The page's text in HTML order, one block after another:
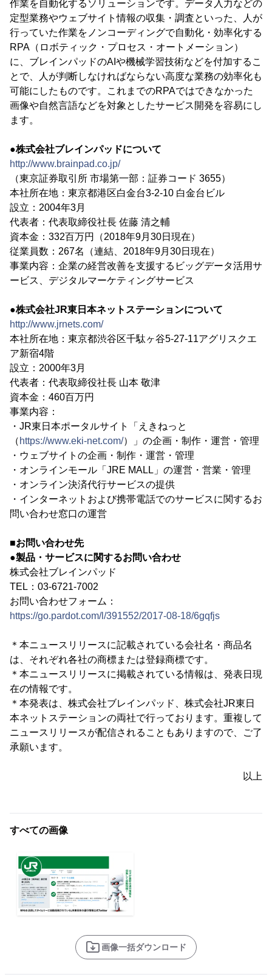
作業を自動化するソリューションです。データ入力などの
定型業務やウェブサイト情報の収集・調査といった、人が
行っていた作業をノンコーディングで自動化・効率化する
RPA（ロボティック・プロセス・オートメーション）
に、ブレインパッドのAIや機械学習技術などを付加するこ
とで、人が判断しなければならない高度な業務の効率化も
可能にしたものです。これまでのRPAではできなかった
画像や自然言語などを対象としたサービス開発を容易にし
ます。
●株式会社ブレインパッドについて
http://www.brainpad.co.jp/
（東京証券取引所 市場第一部：証券コード 3655）
本社所在地：東京都港区白金台3-2-10 白金台ビル
設立：2004年3月
代表者：代表取締役社長 佐藤 清之輔
資本金：332百万円（2018年9月30日現在）
従業員数：267名（連結、2018年9月30日現在）
事業内容：企業の経営改善を支援するビッグデータ活用サ
ービス、デジタルマーケティングサービス
●株式会社JR東日本ネットステーションについて
http://www.jrnets.com/
本社所在地：東京都渋谷区千駄ヶ谷5-27-11アグリスクエ
ア新宿4階
設立：2000年3月
代表者：代表取締役社長 山本 敬津
資本金：460百万円
事業内容：
・JR東日本ポータルサイト「えきねっと
（ https://www.eki-net.com/）」の企画・制作・運営・管理
・ウェブサイトの企画・制作・運営・管理
・オンラインモール「JRE MALL」の運営・営業・管理
・オンライン決済代行サービスの提供
・インターネットおよび携帯電話でのサービスに関するお
問い合わせ窓口の運営
■お問い合わせ先
●製品・サービスに関するお問い合わせ
株式会社ブレインパッド
TEL：03-6721-7002
お問い合わせフォーム：
https://go.pardot.com/l/391552/2017-08-18/6gqfjs
＊本ニュースリリースに記載されている会社名・商品名
は、それぞれ各社の商標または登録商標です。
＊本ニュースリリースに掲載されている情報は、発表日現
在の情報です。
＊本発表は、株式会社ブレインパッド、株式会社JR東日
本ネットステーションの両社で行っております。重複して
ニュースリリースが配信されることもありますので、ご了
承願います。
以上
すべての画像
画像一括ダウンロード